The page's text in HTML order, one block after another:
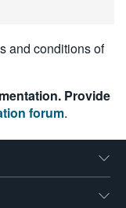
and conditions of
Provide
forum.